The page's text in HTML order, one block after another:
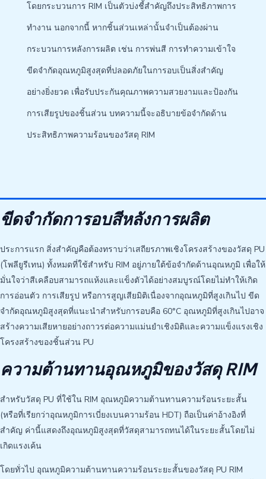
โดยกระบวนการ RIM เป็นตัวบ่งชี้สำคัญถึงประสิทธิภาพการ
ทำงาน นอกจากนี้ หากชิ้นส่วนเหล่านั้นจำเป็นต้องผ่าน
กระบวนการหลังการผลิต เช่น การพ่นสี การทำความเข้าใจ
ขีดจำกัดอุณหภูมิสูงสุดที่ปลอดภัยในการอบเป็นสิ่งสำคัญ
อย่างยิ่งยวด เพื่อรับประกันคุณภาพความสวยงามและป้องกัน
การเสียรูปของชิ้นส่วน บทความนี้จะอธิบายข้อจำกัดด้าน
ประสิทธิภาพความร้อนของวัสดุ RIM
ขีดจำกัดการอบสีหลังการผลิต
ประการแรก สิ่งสำคัญคือต้องทราบว่าเสถียรภาพเชิงโครงสร้างของวัสดุ PU
(โพลียูรีเทน) ทั้งหมดที่ใช้สำหรับ RIM อยู่ภายใต้ข้อจำกัดด้านอุณหภูมิ เพื่อให้
มั่นใจว่าสีเคลือบสามารถแห้งและแข็งตัวได้อย่างสมบูรณ์โดยไม่ทำให้เกิด
การอ่อนตัว การเสียรูป หรือการสูญเสียมิติเนื่องจากอุณหภูมิที่สูงเกินไป ขีด
จำกัดอุณหภูมิสูงสุดที่แนะนำสำหรับการอบคือ 60°C อุณหภูมิที่สูงเกินไปอาจ
สร้างความเสียหายอย่างถาวรต่อความแม่นยำเชิงมิติและความแข็งแรงเชิง
โครงสร้างของชิ้นส่วน PU
ความต้านทานอุณหภูมิของวัสดุ RIM
สำหรับวัสดุ PU ที่ใช้ใน RIM อุณหภูมิความต้านทานความร้อนระยะสั้น
(หรือที่เรียกว่าอุณหภูมิการเบี่ยงเบนความร้อน HDT) ถือเป็นค่าอ้างอิงที่
สำคัญ ค่านี้แสดงถึงอุณหภูมิสูงสุดที่วัสดุสามารถทนได้ในระยะสั้นโดยไม่
เกิดแรงเค้น
โดยทั่วไป อุณหภูมิความต้านทานความร้อนระยะสั้นของวัสดุ PU RIM